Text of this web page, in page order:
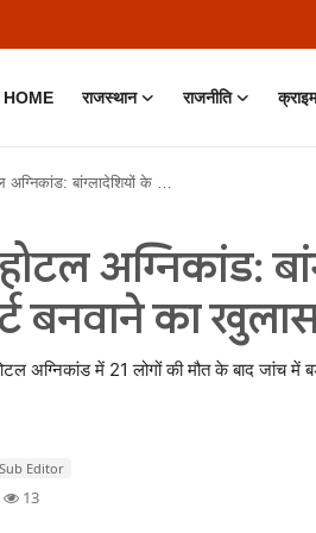
HOME राजस्थान राजनीति क्राइम
लिए फर्जी आधार-पासपोर्ट बनवाने का खुलासा, जांच में बड़ा मोड़
अग्निकांड:
बनवाने का
अग्निकांड में 21 लोगों की मौत के बाद जांच
Verified Public Figure • 11 Jun, 2026
Sub Editor
13